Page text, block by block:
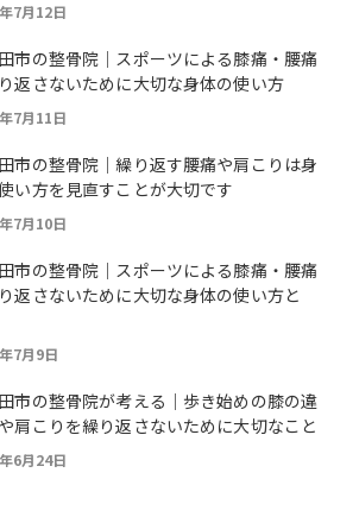
7月12日
市の整骨院｜スポーツによる膝痛・腰痛
返さないために大切な身体の使い方
7月11日
市の整骨院｜繰り返す腰痛や肩こりは身
い方を見直すことが大切です
7月10日
市の整骨院｜スポーツによる膝痛・腰痛
返さないために大切な身体の使い方と
7月9日
市の整骨院が考える｜歩き始めの膝の違
肩こりを繰り返さないために大切なこと
6月24日